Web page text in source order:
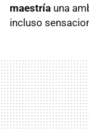
maestría una
incluso